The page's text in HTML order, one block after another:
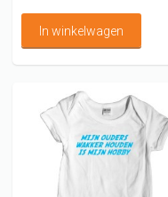
In winkelwagen